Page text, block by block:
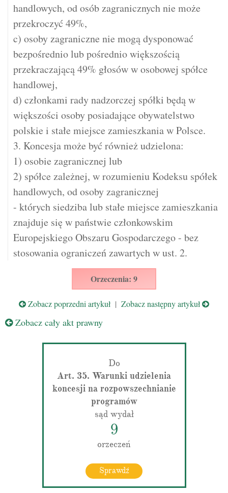
handlowych, od osób zagranicznych nie może
przekroczyć 49%,
c) osoby zagraniczne nie mogą dysponować
bezpośrednio lub pośrednio większością
przekraczającą 49% głosów w osobowej spółce
handlowej,
d) członkami rady nadzorczej spółki będą w
większości osoby posiadające obywatelstwo
polskie i stałe miejsce zamieszkania w Polsce.
3. Koncesja może być również udzielona:
1) osobie zagranicznej lub
2) spółce zależnej, w rozumieniu Kodeksu spółek
handlowych, od osoby zagranicznej
- których siedziba lub stałe miejsce zamieszkania
znajduje się w państwie członkowskim
Europejskiego Obszaru Gospodarczego - bez
stosowania ograniczeń zawartych w ust. 2.
Orzeczenia: 9
Zobacz poprzedni artykuł | Zobacz następny artykuł
Zobacz cały akt prawny
Do
Art. 35. Warunki udzielenia
koncesji na rozpowszechnianie
programów
sąd wydał
9
orzeczeń
Sprawdź